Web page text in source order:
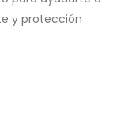
y protección